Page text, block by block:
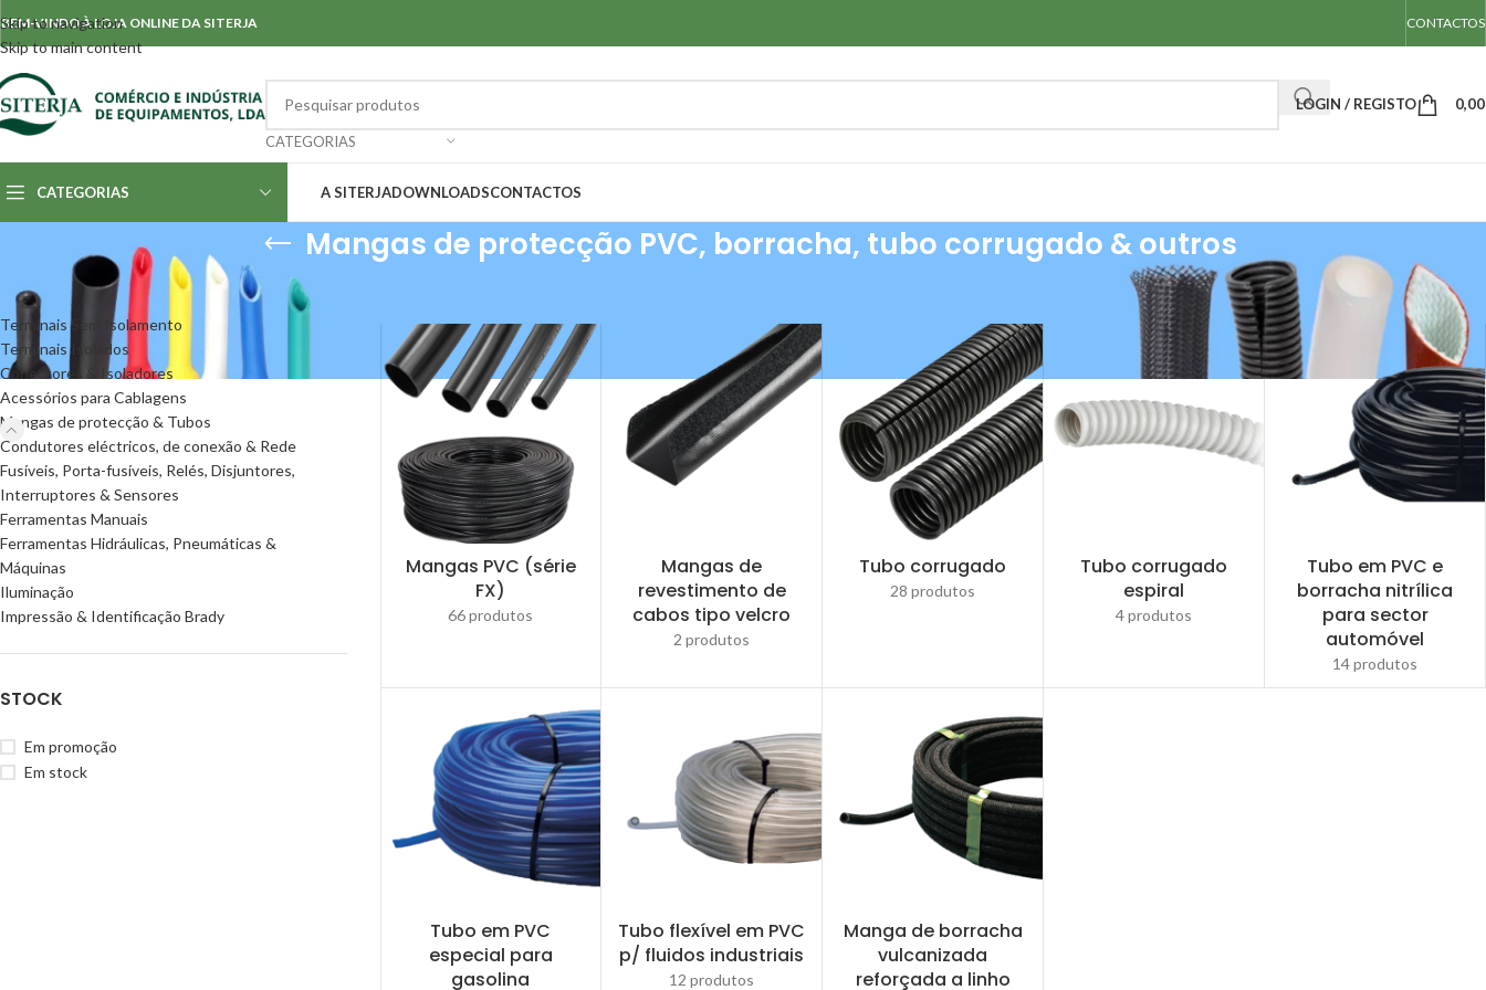
Skip to navigation
Skip to main content
BEM-VINDO À LOJA ONLINE DA SITERJA CONTACTOS
CATEGORIAS
LOGIN / REGISTO
CATEGORIAS A SITERJADOWNLOADSCONTACTOS
Mangas de protecção PVC, borracha, tubo corrugado & outros
CATEGORIAS
Terminais Sem Isolamento
Terminais Isolados
Conectores & Isoladores
Acessórios para Cablagens
Mangas de protecção & Tubos
Condutores eléctricos, de conexão & Rede
Fusíveis, Porta-fusíveis, Relés, Disjuntores,
Interruptores & Sensores
Ferramentas Manuais
Ferramentas Hidráulicas, Pneumáticas &
Máquinas
Iluminação
Impressão & Identificação Brady
STOCK
Em promoção
Em stock
Mangas PVC (série
FX)
66 produtos
Mangas de
revestimento de
cabos tipo velcro
2 produtos
Tubo corrugado
28 produtos
Tubo corrugado
espiral
4 produtos
Tubo em PVC e
borracha nitrílica
para sector
automóvel
14 produtos
Tubo em PVC
especial para
gasolina
Tubo flexível em PVC
p/ fluidos industriais
12 produtos
Manga de borracha
vulcanizada
reforçada a linho